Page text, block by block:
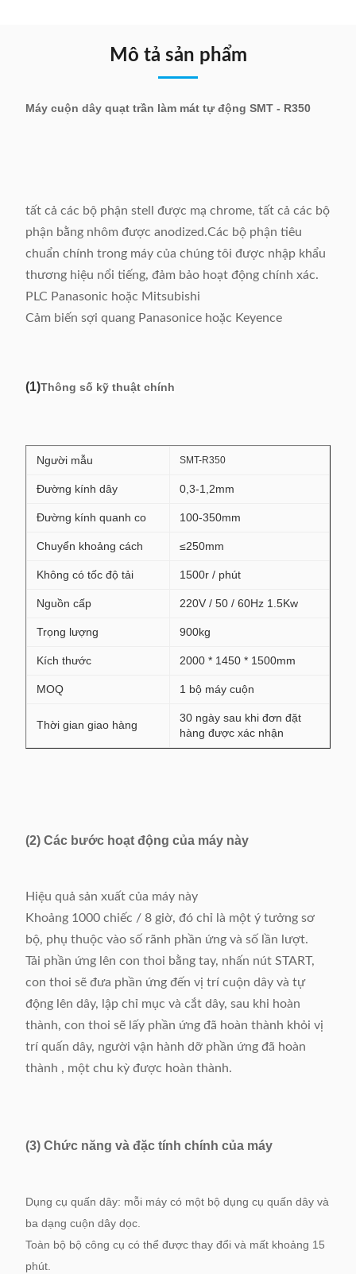
Mô tả sản phẩm
Máy cuộn dây quạt trần làm mát tự động SMT - R350
tất cả các bộ phận stell được mạ chrome, tất cả các bộ
phận bằng nhôm được anodized.Các bộ phận tiêu
chuẩn chính trong máy của chúng tôi được nhập khẩu
thương hiệu nổi tiếng, đảm bảo hoạt động chính xác.
PLC Panasonic hoặc Mitsubishi
Cảm biến sợi quang Panasonice hoặc Keyence
(1)Thông số kỹ thuật chính
Người mẫu SMT-R350
Đường kính dây 0,3-1,2mm
Đường kính quanh co 100-350mm
Chuyển khoảng cách ≤250mm
Không có tốc độ tải 1500r / phút
Nguồn cấp 220V / 50 / 60Hz 1.5Kw
Trọng lượng 900kg
Kích thước 2000 * 1450 * 1500mm
MOQ 1 bộ máy cuộn
Thời gian giao hàng
30 ngày sau khi đơn đặt
hàng được xác nhận
(2) Các bước hoạt động của máy này
Hiệu quả sản xuất của máy này
Khoảng 1000 chiếc / 8 giờ, đó chỉ là một ý tưởng sơ
bộ, phụ thuộc vào số rãnh phần ứng và số lần lượt.
Tải phần ứng lên con thoi bằng tay, nhấn nút START,
con thoi sẽ đưa phần ứng đến vị trí cuộn dây và tự
động lên dây, lập chỉ mục và cắt dây, sau khi hoàn
thành, con thoi sẽ lấy phần ứng đã hoàn thành khỏi vị
trí quấn dây, người vận hành dỡ phần ứng đã hoàn
thành , một chu kỳ được hoàn thành.
(3) Chức năng và đặc tính chính của máy
Dụng cụ quấn dây: mỗi máy có một bộ dụng cụ quấn dây và
ba dạng cuộn dây dọc.
Toàn bộ bộ công cụ có thể được thay đổi và mất khoảng 15
phút.